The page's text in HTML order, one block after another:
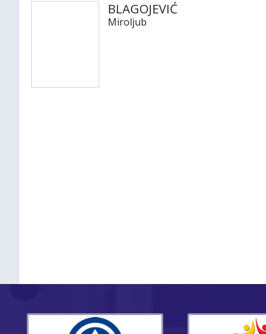
BLAGOJEVIĆ
Miroljub